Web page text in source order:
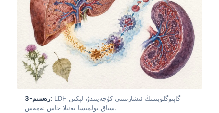
3-رەسىم: LDH گاپتوگلوبىننىڭ ئىشارىتىنى كۈچەيتىدۇ، لېكىن
سياق بولمىسا يەنىلا خاس ئەمەس.